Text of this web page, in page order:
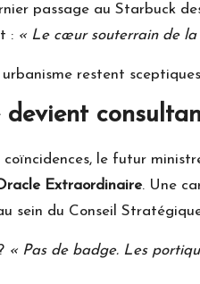
passage au Starbuck
: « Le cœur souterrain de la
urbanisme restent
le futur
Extraordinaire. Une
sein du Conseil
« Pas de badge. Les